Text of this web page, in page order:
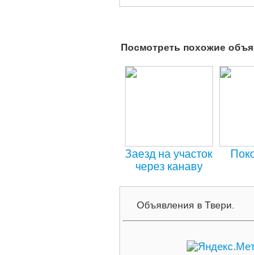
Посмотреть похожие
Заезд на участок
через канаву
Объявления в Твери.